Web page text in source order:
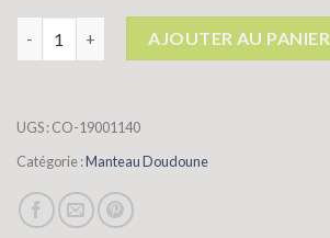
AJOUTER AU PANIER
UGS :CO-19001140
Catégorie :Manteau Doudoune